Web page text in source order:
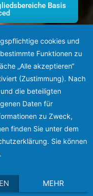
Basis
Video-
cookies und
Funktionen zu
„Alle akzeptieren“
(Zustimmung). Nach
die beteiligten
Daten für
zu Zweck,
finden Sie unter dem
Sie können
MEHR